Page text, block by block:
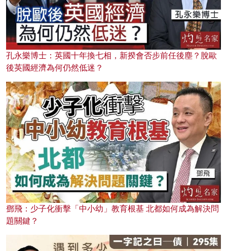
孔永樂博士：英國十年換七相，新揆會否步前任後塵？脫歐
後英國經濟為何仍然低迷？
鄧飛：少子化衝擊「中小幼」教育根基 北都如何成為解決問
題關鍵？